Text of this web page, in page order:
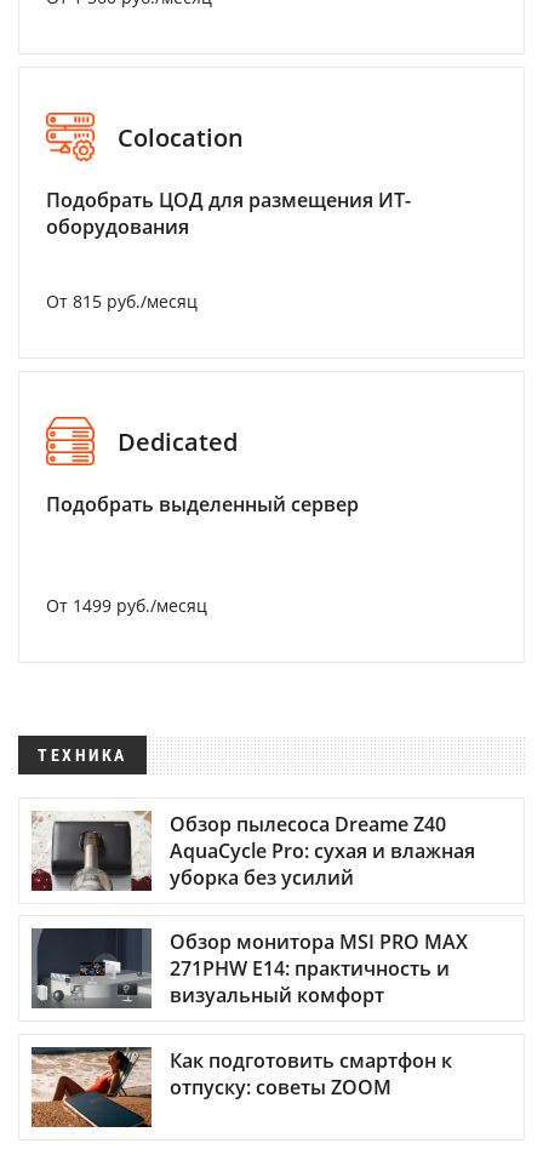
Colocation
Подобрать ЦОД для размещения ИТ-
оборудования
От 815 руб./месяц
Dedicated
Подобрать выделенный сервер
От 1499 руб./месяц
ТЕХНИКА
Обзор пылесоса Dreame Z40
AquaCycle Pro: сухая и влажная
уборка без усилий
Обзор монитора MSI PRO MAX
271PHW E14: практичность и
визуальный комфорт
Как подготовить смартфон к
отпуску: советы ZOOM